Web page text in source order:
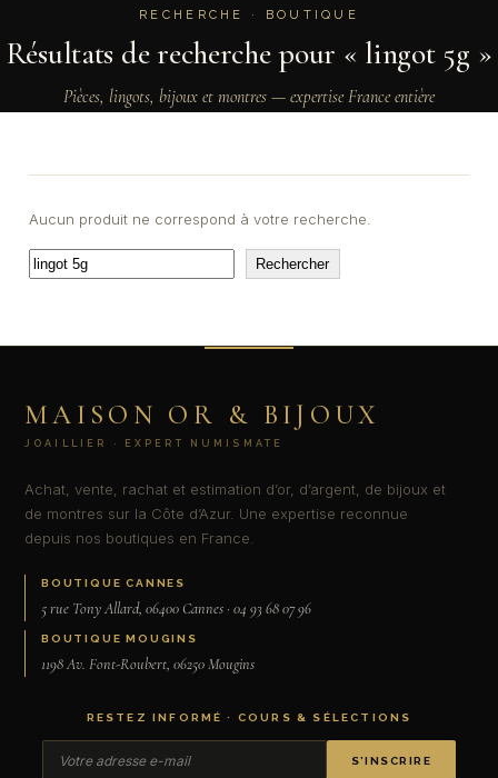
RECHERCHE · BOUTIQUE
Résultats de recherche pour « lingot 5g »
Pièces, lingots, bijoux et montres — expertise France entière
Aucun produit ne correspond à votre recherche.
Rechercher Rechercher
MAISON OR & BIJOUX
JOAILLIER · EXPERT NUMISMATE
Achat, vente, rachat et estimation d’or, d’argent, de bijoux et
de montres sur la Côte d’Azur. Une expertise reconnue
depuis nos boutiques en France.
BOUTIQUE CANNES
5 rue Tony Allard, 06400 Cannes · 04 93 68 07 96
BOUTIQUE MOUGINS
1198 Av. Font-Roubert, 06250 Mougins
RESTEZ INFORMÉ · COURS & SÉLECTIONS
S’INSCRIRE